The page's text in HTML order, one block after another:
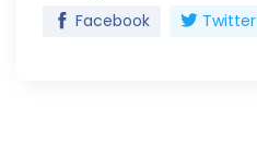
Facebook Twitter